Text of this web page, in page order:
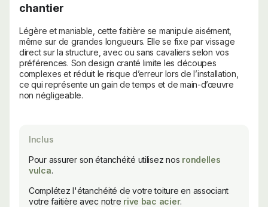
chantier
Légère et maniable, cette faitière se manipule aisément,
même sur de grandes longueurs. Elle se fixe par vissage
direct sur la structure, avec ou sans cavaliers selon vos
préférences. Son design cranté limite les découpes
complexes et réduit le risque d’erreur lors de l’installation,
ce qui représente un gain de temps et de main-d’œuvre
non négligeable.
Inclus
Pour assurer son étanchéité utilisez nos rondelles
vulca.
Complétez l'étanchéité de votre toiture en associant
votre faitière avec notre rive bac acier.